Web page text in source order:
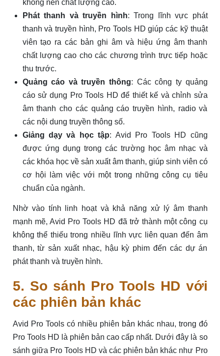
không nén chất lượng cao.
Phát thanh và truyền hình: Trong lĩnh vực phát
thanh và truyền hình, Pro Tools HD giúp các kỹ thuật
viên tạo ra các bản ghi âm và hiệu ứng âm thanh
chất lượng cao cho các chương trình trực tiếp hoặc
thu trước.
Quảng cáo và truyền thông: Các công ty quảng
cáo sử dụng Pro Tools HD để thiết kế và chỉnh sửa
âm thanh cho các quảng cáo truyền hình, radio và
các nội dung truyền thông số.
Giảng dạy và học tập: Avid Pro Tools HD cũng
được ứng dụng trong các trường học âm nhạc và
các khóa học về sản xuất âm thanh, giúp sinh viên có
cơ hội làm việc với một trong những công cụ tiêu
chuẩn của ngành.
Nhờ vào tính linh hoạt và khả năng xử lý âm thanh
mạnh mẽ, Avid Pro Tools HD đã trở thành một công cụ
không thể thiếu trong nhiều lĩnh vực liên quan đến âm
thanh, từ sản xuất nhạc, hậu kỳ phim đến các dự án
phát thanh và truyền hình.
5. So sánh Pro Tools HD với
các phiên bản khác
Avid Pro Tools có nhiều phiên bản khác nhau, trong đó
Pro Tools HD là phiên bản cao cấp nhất. Dưới đây là so
sánh giữa Pro Tools HD và các phiên bản khác như Pro